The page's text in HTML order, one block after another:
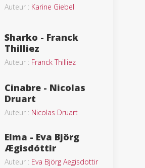
Auteur : Karine Giebel
Sharko - Franck
Thilliez
Auteur : Franck Thilliez
Cinabre - Nicolas
Druart
Auteur : Nicolas Druart
Elma - Eva Björg
Ægisdóttir
Auteur : Eva Björg Aegisdottir